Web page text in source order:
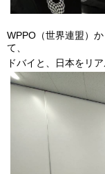
WPPO（世界連盟）
て、
ドバイと、日本をリ